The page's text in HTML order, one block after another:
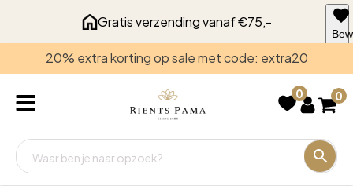
Gratis verzending vanaf €75,-
20% extra korting op sale met code: extra20
0 0
voor